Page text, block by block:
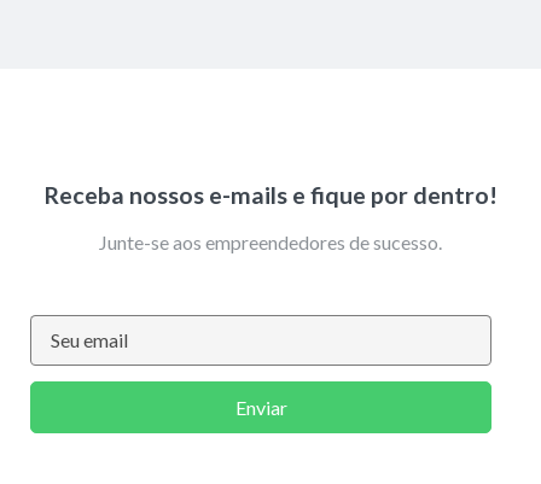
Receba nossos e-mails e fique por dentro!
Junte-se aos empreendedores de sucesso.
Enviar